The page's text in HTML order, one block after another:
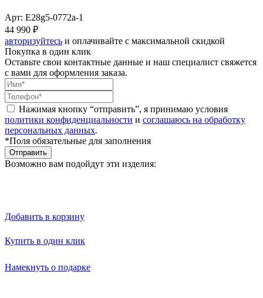
Арт: E28g5-0772a-1
44 990 ₽
авторизуйтесь и оплачивайте с максимальной скидкой
Покупка в один клик
Оставьте свои контактные данные и наш специалист свяжется
с вами для оформления заказа.
Нажимая кнопку “отправить”, я принимаю условия
политики конфиденциальности и соглашаюсь на обработку
персональных данных.
*Поля обязательные для заполнения
Отправить
Возможно вам подойдут эти изделия:
Добавить в корзину
Купить в один клик
Намекнуть о подарке